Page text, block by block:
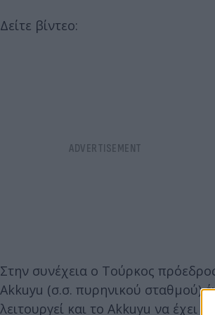
Δείτε βίντεο:
Στην συνέχεια ο Τούρκος
Akkuyu (σ.σ. πυρηνικού σταθμού)
λειτουργεί και το Akkuyu να έχει